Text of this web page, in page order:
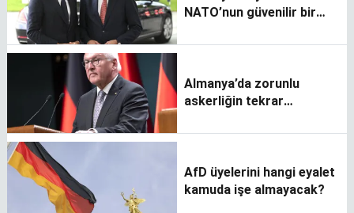
NATO’nun güvenilir bir
Almanya’da zorunlu
askerliğin tekrar
AfD üyelerini hangi eyalet
kamuda işe almayacak?